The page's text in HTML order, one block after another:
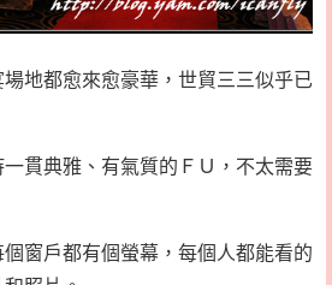
地都愈來愈豪華，世貿三三似乎已
貫典雅、有氣質的ＦＵ，不太需要
窗戶都有個螢幕，每個人都能看的